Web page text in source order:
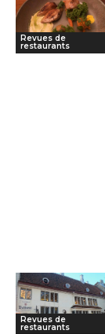
Revues de
restaurants
Revues de
restaurants